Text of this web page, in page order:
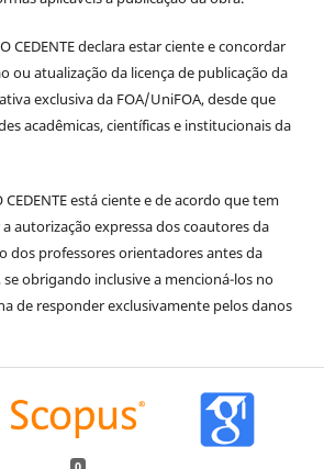
CEDENTE declara estar ciente e concordar
ou atualização da licença de publicação da
exclusiva da FOA/UniFOA, desde que
acadêmicas, científicas e institucionais da
CEDENTE está ciente e de acordo que tem
autorização expressa dos coautores da
dos professores orientadores antes da
obrigando inclusive a mencioná-los no
de responder exclusivamente pelos danos